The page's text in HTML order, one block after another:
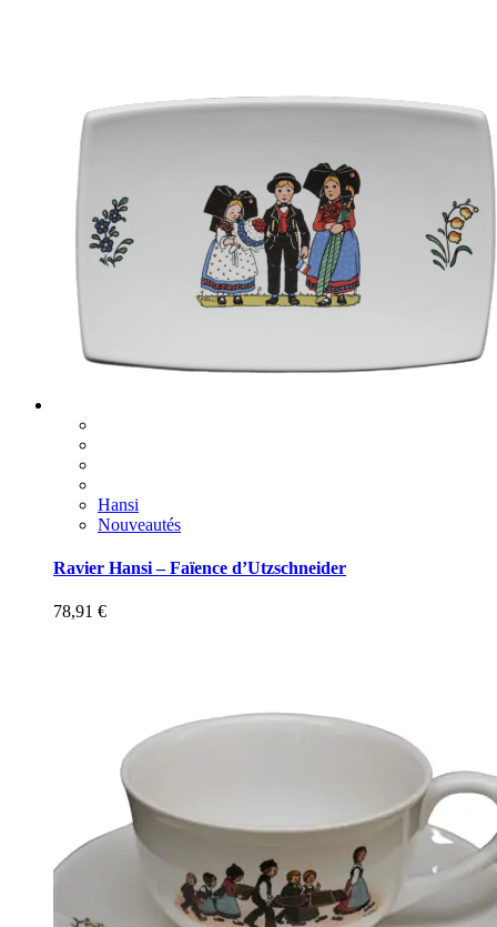
Hansi
Nouveautés
Ravier Hansi – Faïence d’Utzschneider
78,91 €